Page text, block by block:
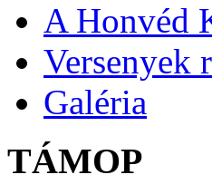
A Honvéd
Versenyek
Galéria
TÁMOP